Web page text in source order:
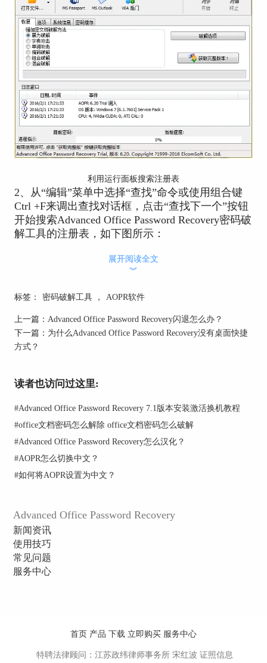
利用运行面板搜索注册表
2、从“编辑”菜单中选择“查找”命令或使用组合键
Ctrl +F来调出查找对话框，点击“查找下一个”按钮
开始搜索Advanced Office Password Recovery密码破
解工具的注册表，如下图所示：
3、查找时间大概花费5秒左右，点击“取消”按钮可
不同，查找注册表的时间稍有差异，搜索等待页面
如下图所示：
3、查找到的注册表信息会显示在“注册表编辑
器”主页面的右侧，在结果中找到Advanced Office
Password Recovery的注册表，如下图红框中所示：
展开阅读全文
︾
标签： 密码破解工具 ， AOPR软件
上一篇： Advanced Office Password Recovery闪退怎么办？
下一篇： 为什么Advanced Office Password Recovery没有桌面快捷
方式？
读者也访问过这里:
#Advanced Office Password Recovery 7.1版本安装激活换机教程
#office文档密码怎么解除 office文档密码怎么破解
#Advanced Office Password Recovery怎么汉化？
#AOPR怎么切换中文？
#如何将AOPR设置为中文？
Advanced Office Password Recovery
新闻资讯
使用技巧
常见问题
服务中心
首页 产品 下载 立即购买 服务中心
特聘法律顾问：江苏政纬律师事务所 宋红波 证照信息